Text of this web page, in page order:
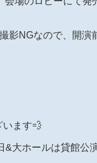
影NGなので、開演
います💨
&大ホールは貸館公